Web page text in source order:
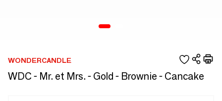
WONDERCANDLE
WDC - Mr. et Mrs. - Gold - Brownie - Cancake